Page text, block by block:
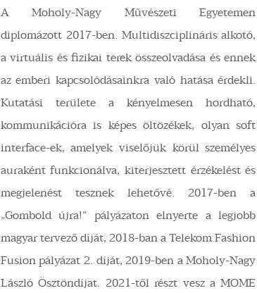
A Moholy-Nagy Művészeti Egyetemen
diplomázott 2017-ben. Multidiszciplináris alkotó,
a virtuális és fizikai terek összeolvadása és ennek
az emberi kapcsolódásainkra való hatása érdekli.
Kutatási területe a kényelmesen hordható,
kommunikációra is képes öltözékek, olyan soft
interface-ek, amelyek viselőjük körül személyes
auraként funkcionálva, kiterjesztett érzékelést és
megjelenést tesznek lehetővé. 2017-ben a
„Gombold újra!” pályázaton elnyerte a legjobb
magyar tervező díját, 2018-ban a Telekom Fashion
Fusion pályázat 2. díját, 2019-ben a Moholy-Nagy
László Ösztöndíjat. 2021-től részt vesz a MOME